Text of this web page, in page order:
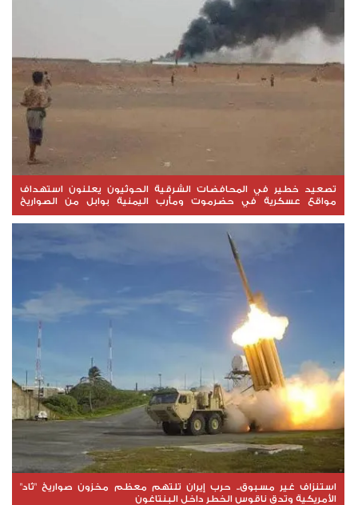
تصعيد خطير في المحافضات الشرقية الحوثيون يعلنون استهداف
مواقع عسكرية في حضرموت ومأرب اليمنية بوابل من الصواريخ
استنزاف غير مسبوق.. حرب إيران تلتهم معظم مخزون صواريخ "ثاد"
الأمريكية وتدق ناقوس الخطر داخل البنتاغون